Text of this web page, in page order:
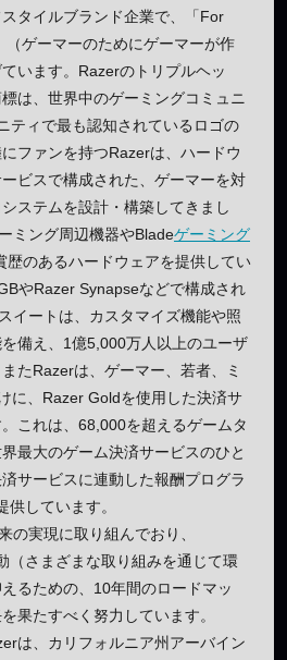
タイルブランド企業で、「For
ゲーマーのためにゲーマーが作
います。Razerのトリプルヘッ
は、世界中のゲーミングコミュニ
ティで最も認知されているロゴの
ファンを持つRazerは、ハードウ
ビスで構成された、ゲーマーを対
ステムを設計・構築してきまし
ミング周辺機器やBladeゲーミング
歴のあるハードウェアを提供してい
やRazer Synapseなどで構成され
イートは、カスタマイズ機能や照
備え、1億5,000万人以上のユーザ
たRazerは、ゲーマー、若者、ミ
に、Razer Goldを使用した決済サ
これは、68,000を超えるゲームタ
最大のゲーム決済サービスのひと
サービスに連動した報酬プログラ
しています。
の実現に取り組んでおり、
（さまざまな取り組みを通じて環
るための、10年間のロードマッ
果たすべく努力しています。
は、カリフォルニア州アーバイン